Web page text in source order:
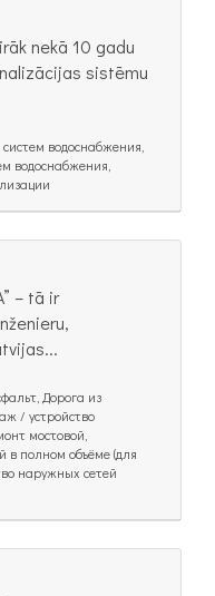
nekā 10 gadu
sistēmu
водоснабжения,
водоснабжения,
– tā ir
Дорога из
/ устройство
мостовой,
в полном объёме (для
наружных сетей